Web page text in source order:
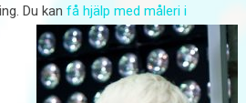
Du kan få hjälp med måleri i